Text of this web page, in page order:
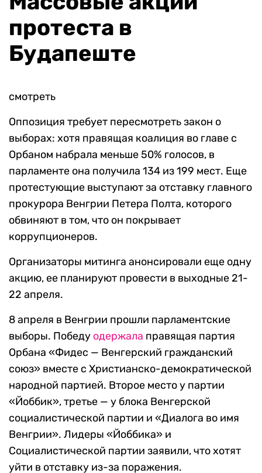
протеста в
Будапеште
смотреть
Оппозиция требует пересмотреть закон о
выборах: хотя правящая коалиция во главе с
Орбаном набрала меньше 50% голосов, в
парламенте она получила 134 из 199 мест. Еще
протестующие выступают за отставку главного
прокурора Венгрии Петера Полта, которого
обвиняют в том, что он покрывает
коррупционеров.
Организаторы митинга анонсировали еще одну
акцию, ее планируют провести в выходные 21-
22 апреля.
8 апреля в Венгрии прошли парламентские
выборы. Победу одержала правящая партия
Орбана «Фидес — Венгерский гражданский
союз» вместе с Христианско-демократической
народной партией. Второе место у партии
«Йоббик», третье — у блока Венгерской
социалистической партии и «Диалога во имя
Венгрии». Лидеры «Йоббика» и
Социалистической партии заявили, что хотят
уйти в отставку из-за поражения.